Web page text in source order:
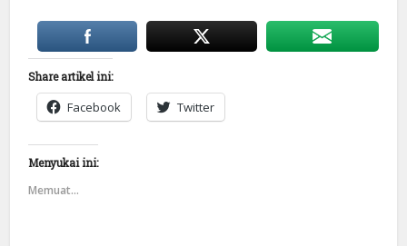
Share artikel ini:
Facebook Twitter
Menyukai ini:
Memuat...